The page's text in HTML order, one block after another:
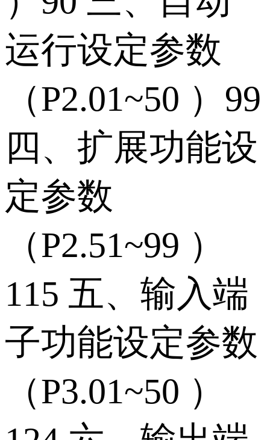
运行设定参数
（P2.01~50 ）99
四、扩展功能设
定参数
（P2.51~99 ）
115 五、输入端
子功能设定参数
（P3.01~50 ）